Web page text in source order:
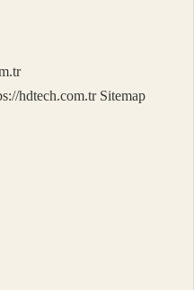
hdtech.com.tr Sitemap